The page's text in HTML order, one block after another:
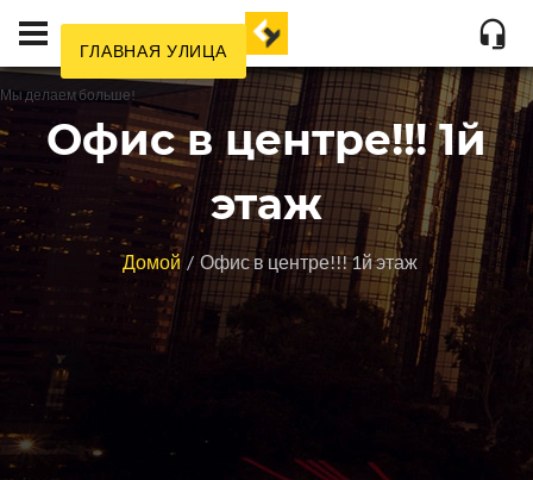
ГЛАВНАЯ УЛИЦА
Мы делаем больше!
Офис в центре!!! 1й
этаж
Домой Офис в центре!!! 1й этаж